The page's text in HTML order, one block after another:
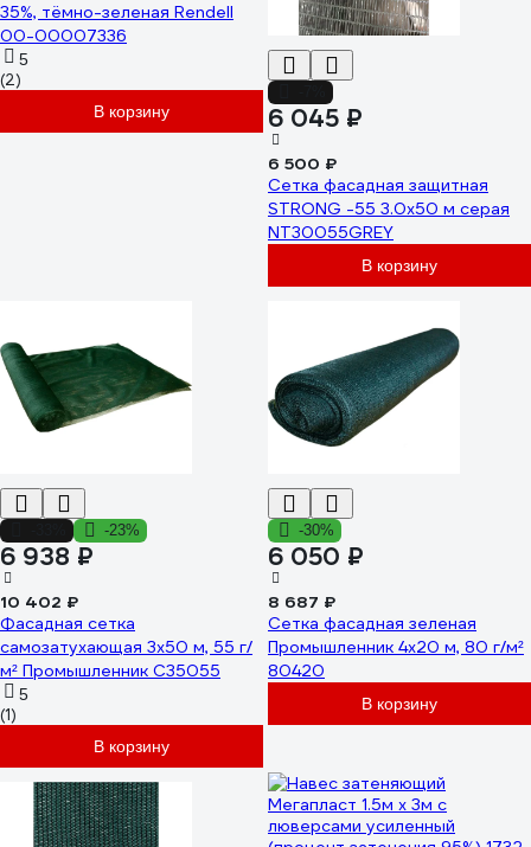
35%, тёмно-зеленая Rendell
00-00007336
5
(2)
В корзину 6 045 ₽
6 500 ₽
Сетка фасадная защитная
STRONG -55 3.0x50 м серая
NT30055GREY
В корзину
-23%
6 938 ₽
10 402 ₽
Фасадная сетка
самозатухающая 3x50 м, 55 г/
м² Промышленник С35055
5
(1)
В корзину
-30%
6 050 ₽
8 687 ₽
Сетка фасадная зеленая
Промышленник 4x20 м, 80 г/м²
80420
В корзину